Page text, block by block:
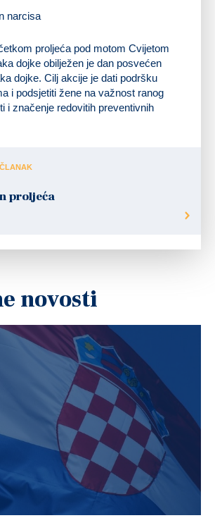
proljeća pod motom Cvijetom
dojke obilježen je dan posvećen
dojke. Cilj akcije je dati podršku
i podsjetiti žene na važnost ranog
i značenje redovitih preventivnih
proljeća
novosti